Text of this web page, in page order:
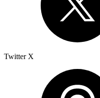
Twitter X